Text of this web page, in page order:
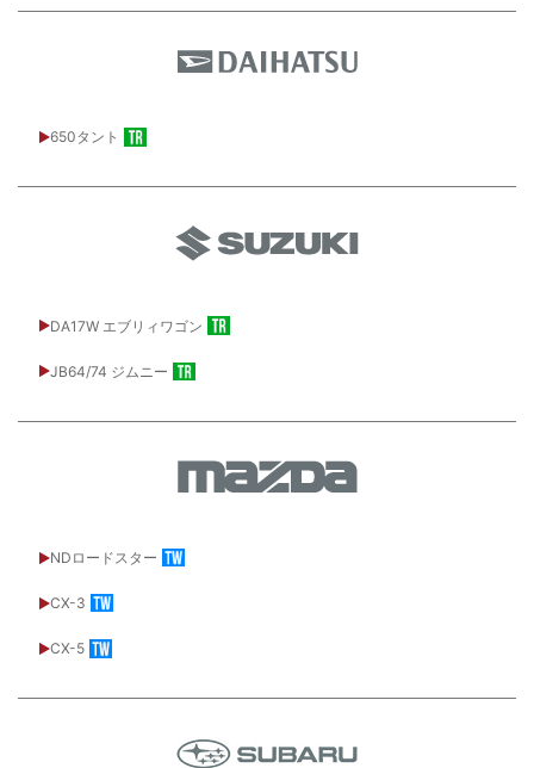
650タント
DA17W エブリィワゴン
JB64/74 ジムニー
NDロードスター
CX-3
CX-5